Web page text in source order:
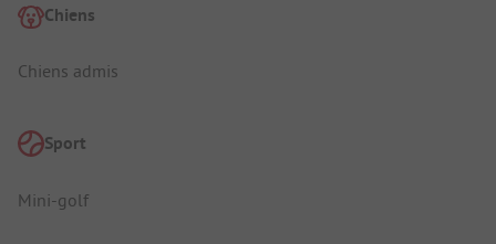
Chiens
Chiens admis
Sport
Mini-golf